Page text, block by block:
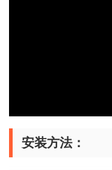
安装方法：